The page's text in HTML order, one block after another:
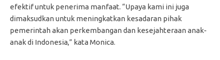
efektif untuk penerima manfaat. “Upaya kami ini juga
dimaksudkan untuk meningkatkan kesadaran pihak
pemerintah akan perkembangan dan kesejahteraan anak-
anak di Indonesia,” kata Monica.